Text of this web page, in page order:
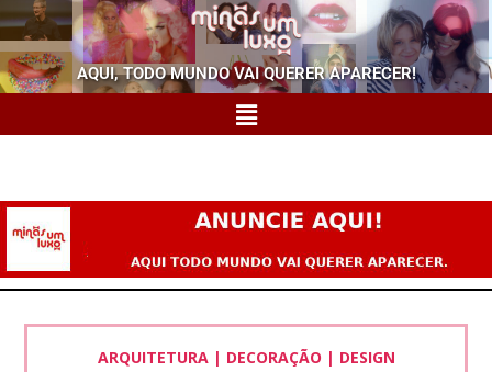
AQUI, TODO MUNDO VAI QUERER APARECER!
ARQUITETURA | DECORAÇÃO | DESIGN